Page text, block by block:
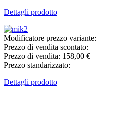
Dettagli prodotto
Modificatore prezzo variante:
Prezzo di vendita scontato:
Prezzo di vendita: 158,00 €
Prezzo standarizzato:
Dettagli prodotto